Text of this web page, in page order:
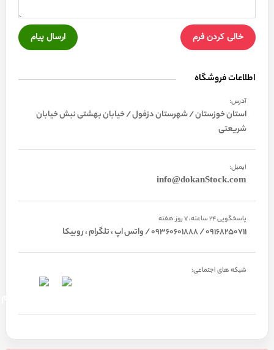
خالی کردن فرم ارسال پیام
اطلاعات فروشگاه
آدرس:
استان خوزستان / شهرستان دزفول / خیابان بهشتی نبش خیابان
شریعتی
ایمیل:
info@dokanStock.com
پاسخگویی 24 ساعته، 7 روز هفته
09168250711 / 09360601888 / واتس اپ ، تلگرام ، روبیکا
شبکه های اجتماعی: